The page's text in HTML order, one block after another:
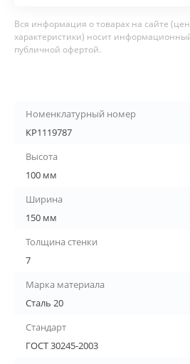
Вся информация о товарах на сайте
характеристики) носит
публичной офертой.
Номенклатурный номер
КР1119787
Высота
100 мм
Ширина
150 мм
Толщина стенки
7
Марка материала
Сталь 20
Стандарт
ГОСТ 30245-2003